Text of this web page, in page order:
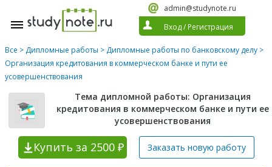
admin@studynote.ru
Вход/ Регистрация
Все > Дипломные работы > Дипломные работы по банковскому делу >
Организация кредитования в коммерческом банке и пути ее
усовершенствования
Тема дипломной работы: Организация
кредитования в коммерческом банке и пути ее
усовершенствования
Купить за 2500 ₽ Заказать новую работу